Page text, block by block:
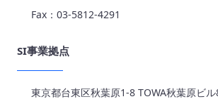
Fax：03-5812-4291
SI事業拠点
東京都台東区秋葉原1-8 TOWA秋葉原ビル